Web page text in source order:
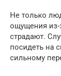
Не только
ощущения из-
страдают.
посидеть на
сильному